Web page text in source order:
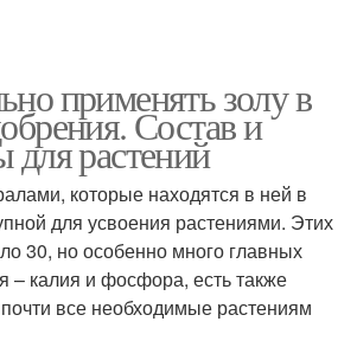
применять золу в
Состав и
для растений
которые находятся в ней в
для усвоения растениями. Этих
30, но особенно много главных
– калия и фосфора, есть также
все необходимые растениям